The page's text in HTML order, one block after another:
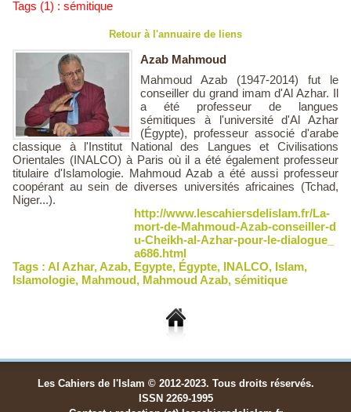
Tags (1) : sémitique
Retour à l'annuaire de liens
Azab Mahmoud
Mahmoud Azab (1947-2014) fut le
conseiller du grand imam d'Al Azhar. Il
a été professeur de langues
sémitiques à l'université d'Al Azhar
(Égypte), professeur associé d'arabe
classique à l'Institut National des Langues et Civilisations
Orientales (INALCO) à Paris où il a été également professeur
titulaire d'Islamologie. Mahmoud Azab a été aussi professeur
coopérant au sein de diverses universités africaines (Tchad,
Niger...).
http://www.lescahiersdelislam.fr/La-
mort-de-Mahmoud-Azab-conseiller-d
u-Cheikh-al-Azhar-pour-le-dialogue_
a686.html
Tags : Al Azhar,Azab, Egypte, Égypte, INALCO, Islam,
Islamologie, Mahmoud, Mahmoud Azab, sémitique
Les Cahiers de l'Islam © 2012-2023. Tous droits réservés.
ISSN 2269-1995